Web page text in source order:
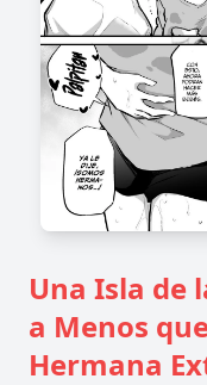
Una Isla de
a Menos
Hermana